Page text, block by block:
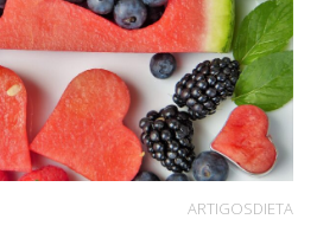
ARTIGOSDIETA